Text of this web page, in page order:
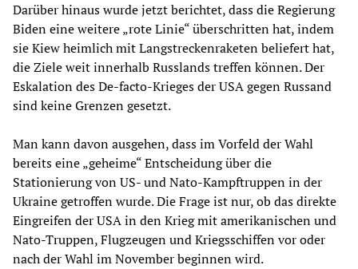
Darüber hinaus wurde jetzt berichtet, dass die Regierung
Biden eine weitere „rote Linie“ überschritten hat, indem
sie Kiew heimlich mit Langstreckenraketen beliefert hat,
die Ziele weit innerhalb Russlands treffen können. Der
Eskalation des De-facto-Krieges der USA gegen Russand
sind keine Grenzen gesetzt.
Man kann davon ausgehen, dass im Vorfeld der Wahl
bereits eine „geheime“ Entscheidung über die
Stationierung von US- und Nato-Kampftruppen in der
Ukraine getroffen wurde. Die Frage ist nur, ob das direkte
Eingreifen der USA in den Krieg mit amerikanischen und
Nato-Truppen, Flugzeugen und Kriegsschiffen vor oder
nach der Wahl im November beginnen wird.